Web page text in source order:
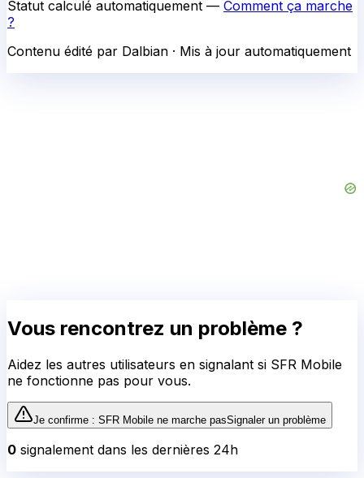
Statut calculé automatiquement — Comment ça marche
?
Contenu édité par Dalbian · Mis à jour automatiquement
Vous rencontrez un problème ?
Aidez les autres utilisateurs en signalant si SFR Mobile
ne fonctionne pas pour vous.
Je confirme : SFR Mobile ne marche pasSignaler un problème
0 signalement dans les dernières 24h